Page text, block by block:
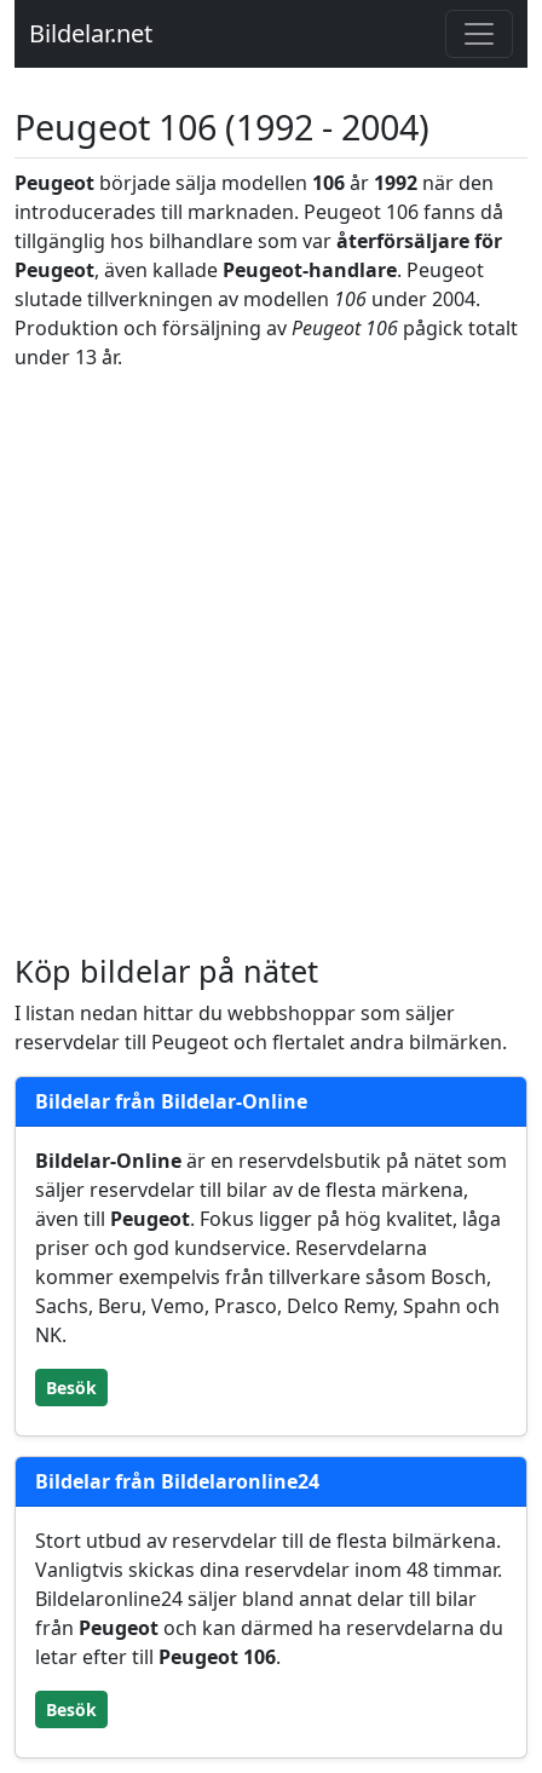
Bildelar.net
Peugeot 106 (1992 - 2004)
Peugeot började sälja modellen 106år 1992 när den
introducerades till marknaden. Peugeot 106 fanns då
tillgänglig hos bilhandlare som varåterförsäljare för
Peugeot, även kallade Peugeot-handlare. Peugeot
slutade tillverkningen av modellen 106 under 2004.
Produktion och försäljning avPeugeot 106 pågick totalt
under 13 år.
Köp bildelar på nätet
I listan nedan hittar du webbshoppar som säljer
reservdelar till Peugeot och flertalet andra bilmärken.
Bildelar från Bildelar-Online
Bildelar-Onlineär en reservdelsbutik på nätet som
säljer reservdelar till bilar av de flesta märkena,
även till Peugeot. Fokus ligger på hög kvalitet, låga
priser och god kundservice. Reservdelarna
kommer exempelvis från tillverkare såsom Bosch,
Sachs, Beru, Vemo, Prasco, Delco Remy, Spahn och
NK.
Besök
Bildelar från Bildelaronline24
Stort utbud av reservdelar till de flesta bilmärkena.
Vanligtvis skickas dina reservdelar inom 48 timmar.
Bildelaronline24 säljer bland annat delar till bilar
från Peugeot och kan därmed ha reservdelarna du
letar efter till Peugeot 106.
Besök